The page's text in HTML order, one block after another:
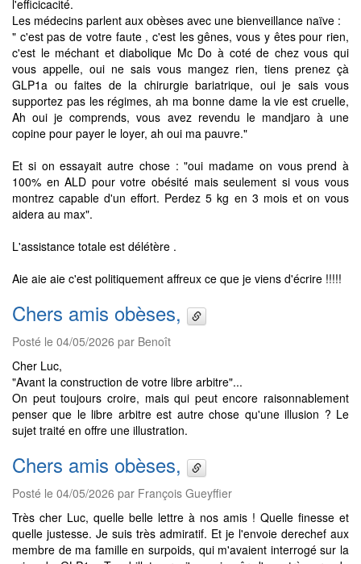
l'efficicacité.
Les médecins parlent aux obèses avec une bienveillance naïve :
" c'est pas de votre faute , c'est les gênes, vous y êtes pour rien,
c'est le méchant et diabolique Mc Do à coté de chez vous qui
vous appelle, oui ne sais vous mangez rien, tiens prenez çà
GLP1a ou faites de la chirurgie bariatrique, oui je sais vous
supportez pas les régimes, ah ma bonne dame la vie est cruelle,
Ah oui je comprends, vous avez revendu le mandjaro à une
copine pour payer le loyer, ah oui ma pauvre."
Et si on essayait autre chose : "oui madame on vous prend à
100% en ALD pour votre obésité mais seulement si vous vous
montrez capable d'un effort. Perdez 5 kg en 3 mois et on vous
aidera au max".
L'assistance totale est délétère .
Aie aie aie c'est politiquement affreux ce que je viens d'écrire !!!!!
Chers amis obèses,
Posté le 04/05/2026 par Benoît
Cher Luc,
"Avant la construction de votre libre arbitre"...
On peut toujours croire, mais qui peut encore raisonnablement
penser que le libre arbitre est autre chose qu'une illusion ? Le
sujet traité en offre une illustration.
Chers amis obèses,
Posté le 04/05/2026 par François Gueyffier
Très cher Luc, quelle belle lettre à nos amis ! Quelle finesse et
quelle justesse. Je suis très admiratif. Et je l'envoie derechef aux
membre de ma famille en surpoids, qui m'avaient interrogé sur la